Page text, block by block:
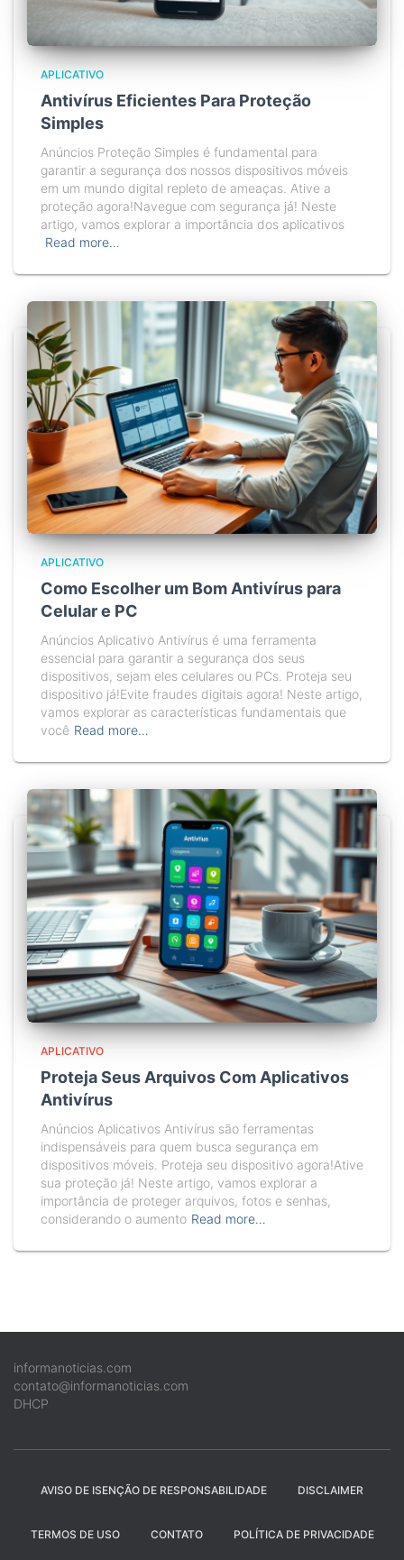
APLICATIVO
Antivírus Eficientes Para Proteção
Simples
Anúncios Proteção Simples é fundamental para
garantir a segurança dos nossos dispositivos móveis
em um mundo digital repleto de ameaças. Ative a
proteção agora!Navegue com segurança já! Neste
artigo, vamos explorar a importância dos aplicativos
Read more…
APLICATIVO
Como Escolher um Bom Antivírus para
Celular e PC
Anúncios Aplicativo Antivírus é uma ferramenta
essencial para garantir a segurança dos seus
dispositivos, sejam eles celulares ou PCs. Proteja seu
dispositivo já!Evite fraudes digitais agora! Neste artigo,
vamos explorar as características fundamentais que
você Read more…
APLICATIVO
Proteja Seus Arquivos Com Aplicativos
Antivírus
Anúncios Aplicativos Antivírus são ferramentas
indispensáveis para quem busca segurança em
dispositivos móveis. Proteja seu dispositivo agora!Ative
sua proteção já! Neste artigo, vamos explorar a
importância de proteger arquivos, fotos e senhas,
considerando o aumento Read more…
informanoticias.com
contato@informanoticias.com
DHCP
AVISO DE ISENÇÃO DE RESPONSABILIDADE DISCLAIMER
TERMOS DE USO CONTATO POLÍTICA DE PRIVACIDADE